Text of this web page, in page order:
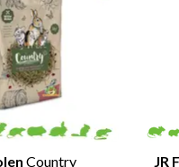
Country
JR